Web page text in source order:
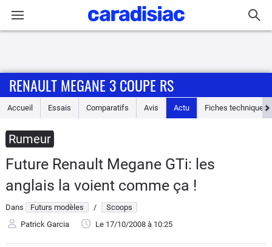
Accueil
Essais
Guide
d'achat
Electriques
RENAULT MEGANE 3 COUPE RS
Accueil Essais Comparatifs Avis Actu Fiches techniques
Rumeur
Future Renault Megane GTi: les
anglais la voient comme ça !
Dans Futurs modèles /
Scoops
Patrick Garcia
Le 17/10/2008 à 10:25